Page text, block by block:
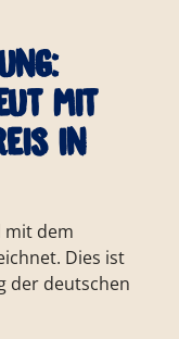
mit
in
mit dem
Dies ist
der deutschen